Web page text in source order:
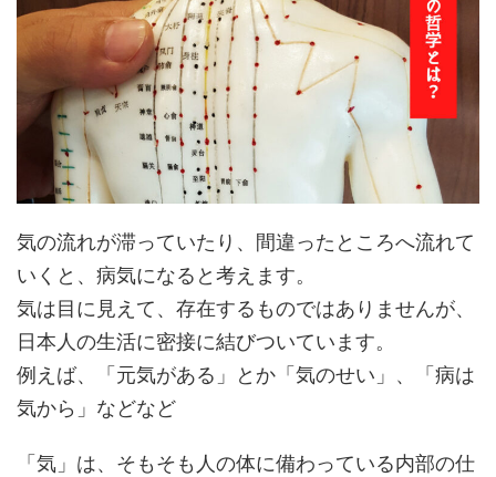
気の流れが滞っていたり、間違ったところへ流れて
いくと、病気になると考えます。
気は目に見えて、存在するものではありませんが、
日本人の生活に密接に結びついています。
例えば、「元気がある」とか「気のせい」、「病は
気から」などなど
「気」は、そもそも人の体に備わっている内部の仕